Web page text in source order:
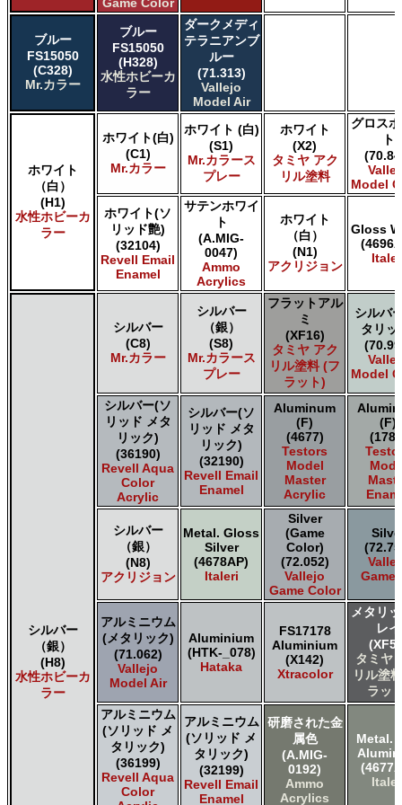
Game Color
ブルー
FS15050
(C328)
Mr.カラー
ブルー
FS15050
(H328)
水性ホビーカ
ラー
ダークメディ
テラニアンブ
ルー
(71.313)
Vallejo
Model Air
ホワイト
（白）
(H1)
水性ホビーカ
ラー
ホワイト(白)
(C1)
Mr.カラー
ホワイト (白)
(S1)
Mr.カラース
プレー
ホワイト
(X2)
タミヤ アク
リル塗料
グロス
ト
Model
ホワイト(ソ
リッド艶)
(32104)
Revell Email
Enamel
サテンホワイ
ト
(A.MIG-
0047)
Ammo
Acrylics
ホワイト
（白）
(N1)
アクリジョン
Gloss
シルバー
（銀）
(H8)
水性ホビーカ
ラー
シルバー
(C8)
Mr.カラー
シルバー
（銀）
(S8)
Mr.カラース
プレー
フラットアル
ミ
(XF16)
タミヤ アク
リル塗料 (フ
ラット)
シルバ
タリッ
Model
シルバー(ソ
リッド メタ
リック)
(36190)
Revell Aqua
Color
Acrylic
シルバー(ソ
リッド メタ
リック)
(32190)
Revell Email
Enamel
Aluminum
(F)
(4677)
Testors
Model
Master
Acrylic
(F)
シルバー
（銀）
(N8)
アクリジョン
Metal. Gloss
Silver
(4678AP)
Italeri
Silver
(Game
Color)
(72.052)
Vallejo
Game Color
Game
アルミニウム
(メタリック)
(71.062)
Vallejo
Model Air
Aluminium
(HTK-_078)
Hataka
FS17178
Aluminium
(X142)
Xtracolor
メタリ
レイ
タミヤ
リル塗
ラッ
アルミニウム
(ソリッド メ
タリック)
(36199)
Revell Aqua
Color
アルミニウム
(ソリッド メ
タリック)
(32199)
Revell Email
Enamel
研磨された金
属色
(A.MIG-
0192)
Ammo
Acrylics
Metal.